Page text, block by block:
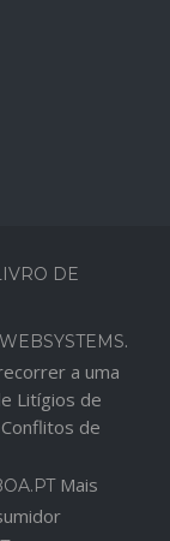
DE
WEBSYSTEMS.
a uma
Litígios de
de
Mais